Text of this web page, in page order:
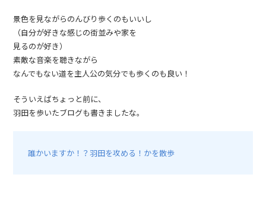
景色を見ながらのんびり歩くのもいいし
（自分が好きな感じの街並みや家を
見るのが好き）
素敵な音楽を聴きながら
なんでもない道を主人公の気分でも歩くのも良い！
そういえばちょっと前に、
羽田を歩いたブログも書きましたな。
誰かいますか！？羽田を攻める！かを散歩